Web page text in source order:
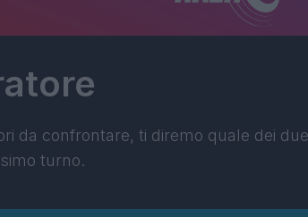
da confrontare, ti diremo quale dei
turno.